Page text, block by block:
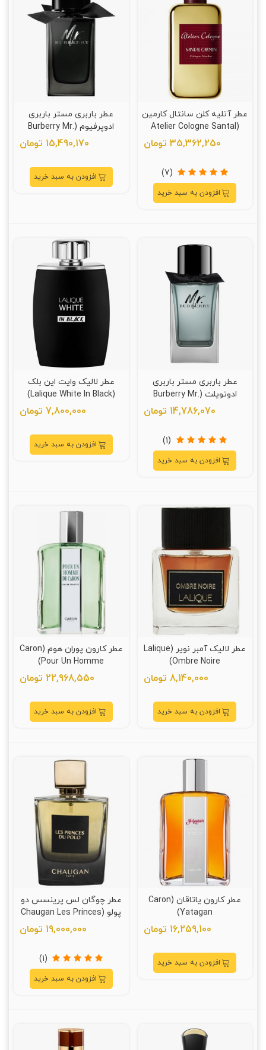
عطر آتلیه کلن سانتال کارمین
(Atelier Cologne Santal
Carmin)
35,362,250 تومان
(7)
افزودن به سبد خرید
عطر باربری مستر باربری
ادوپرفیوم (Burberry Mr.
Burberry)
15,490,170 تومان
افزودن به سبد خرید
عطر باربری مستر باربری
ادوتویلت (Burberry Mr.
Burberry)
14,786,070 تومان
(1)
افزودن به سبد خرید
عطر لالیک وایت این بلک
(Lalique White In Black)
7,800,000 تومان
افزودن به سبد خرید
عطر لالیک آمبر نویر (Lalique
Ombre Noire)
8,140,000 تومان
افزودن به سبد خرید
عطر کارون پوران هوم (Caron
Pour Un Homme)
22,968,550 تومان
افزودن به سبد خرید
عطر کارون یاتاقان (Caron
Yatagan)
16,259,100 تومان
افزودن به سبد خرید
عطر چوگان لس پرینسس دو
پولو (Chaugan Les Princes
Du Polo)
19,000,000 تومان
(1)
افزودن به سبد خرید